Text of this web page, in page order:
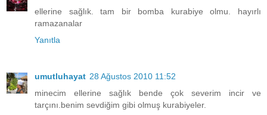
ellerine sağlık. tam bir bomba kurabiye olmu. hayırlı
ramazanalar
Yanıtla
umutluhayat 28 Ağustos 2010 11:52
minecim ellerine sağlık bende çok severim incir ve
tarçını.benim sevdiğim gibi olmuş kurabiyeler.